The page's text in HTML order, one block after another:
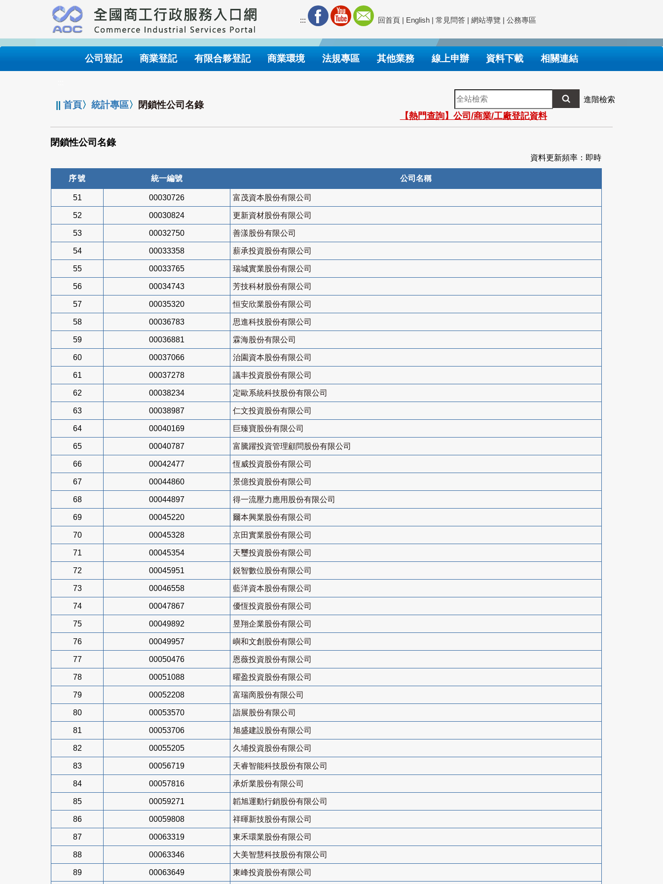
要
內
::: 回首頁 | English | 常見問答 | 網站導覽 | 公務專區
公司登記 商業登記 有限合夥登記 商業環境 法規專區 其他業務 線上申辦 資料下載 相關連結
||首頁〉統計專區〉 閉鎖性公司名錄
全
站
檢
索
進階檢索
【熱門查詢】公司/商業/工廠登記資料
閉鎖性公司名錄
資料更新頻率：即時
序號 統一編號 公司名稱
51 00030726 富茂資本股份有限公司
52 00030824 更新資材股份有限公司
53 00032750 善漾股份有限公司
54 00033358 薪承投資股份有限公司
55 00033765 瑞城實業股份有限公司
56 00034743 芳技科材股份有限公司
57 00035320 恒安欣業股份有限公司
58 00036783 思進科技股份有限公司
59 00036881 霖海股份有限公司
60 00037066 治園資本股份有限公司
61 00037278 議丰投資股份有限公司
62 00038234 定歐系統科技股份有限公司
63 00038987 仁文投資股份有限公司
64 00040169 巨臻寶股份有限公司
65 00040787 富騰躍投資管理顧問股份有限公司
66 00042477 恆威投資股份有限公司
67 00044860 景億投資股份有限公司
68 00044897 得一流壓力應用股份有限公司
69 00045220 爾本興業股份有限公司
70 00045328 京田實業股份有限公司
71 00045354 天璽投資股份有限公司
72 00045951 鋭智數位股份有限公司
73 00046558 藍洋資本股份有限公司
74 00047867 優恆投資股份有限公司
75 00049892 昱翔企業股份有限公司
76 00049957 嶼和文創股份有限公司
77 00050476 恩薇投資股份有限公司
78 00051088 曜盈投資股份有限公司
79 00052208 富瑞啇股份有限公司
80 00053570 詣展股份有限公司
81 00053706 旭盛建設股份有限公司
82 00055205 久埔投資股份有限公司
83 00056719 天睿智能科技股份有限公司
84 00057816 承炘業股份有限公司
85 00059271 韜旭運動行銷股份有限公司
86 00059808 祥暉新技股份有限公司
87 00063319 東禾環業股份有限公司
88 00063346 大美智慧科技股份有限公司
89 00063649 東峰投資股份有限公司